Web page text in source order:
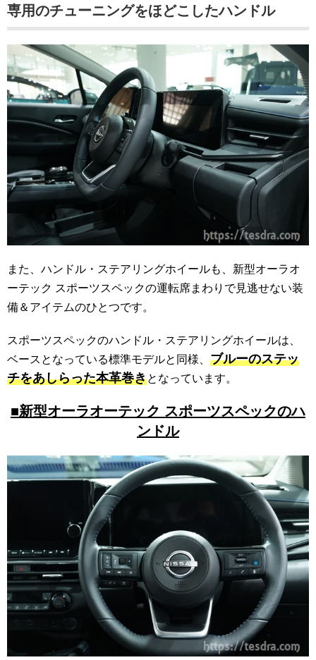
専用のチューニングをほどこしたハンドル
また、ハンドル・ステアリングホイールも、新型オーラオ
ーテック スポーツスペックの運転席まわりで見逃せない装
備＆アイテムのひとつです。
スポーツスペックのハンドル・ステアリングホイールは、
ベースとなっている標準モデルと同様、 ブルーのステッ
チをあしらった本革巻きとなっています。
■新型オーラオーテック スポーツスペックのハ
ンドル